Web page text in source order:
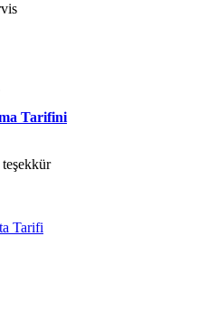
Tarifini
Tarifi